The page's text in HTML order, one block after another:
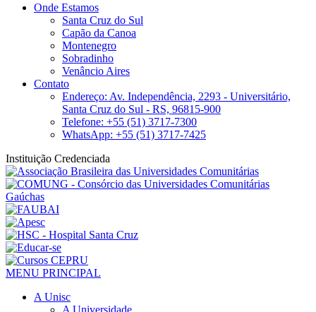
Onde Estamos
Santa Cruz do Sul
Capão da Canoa
Montenegro
Sobradinho
Venâncio Aires
Contato
Endereço: Av. Independência, 2293 - Universitário,
Santa Cruz do Sul - RS, 96815-900
Telefone: +55 (51) 3717-7300
WhatsApp: +55 (51) 3717-7425
Instituição Credenciada
MENU PRINCIPAL
A Unisc
A Universidade